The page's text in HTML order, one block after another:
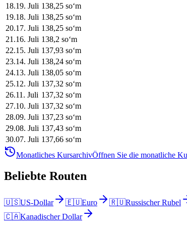
18.19. Juli 138,25 soʻm
19.18. Juli 138,25 soʻm
20.17. Juli 138,25 soʻm
21 .16. Juli 138,2 soʻm
22.15. Juli 137,93 soʻm
23.14. Juli 138,24 soʻm
24.13. Juli 138,05 soʻm
25.12. Juli 137,32 soʻm
26.11. Juli 137,32 soʻm
27.10. Juli 137,32 soʻm
28.09. Juli 137,23 soʻm
29.08. Juli 137,43 soʻm
30.07. Juli 137,66 soʻm
Monatliches KursarchivÖffnen Sie die monatliche
Beliebte Routen
🇺🇸US-Dollar 🇪🇺Euro 🇷🇺Russischer Rubel
🇨🇦Kanadischer Dollar